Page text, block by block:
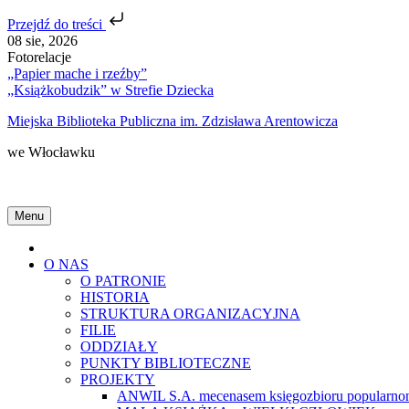
Przejdź do treści
Skip
to
content
08 sie, 2026
Fotorelacje
„Papier mache i rzeźby”
„Książkobudzik” w Strefie Dziecka
Miejska Biblioteka Publiczna im. Zdzisława Arentowicza
we Włocławku
Menu
O NAS
O PATRONIE
HISTORIA
STRUKTURA ORGANIZACYJNA
FILIE
ODDZIAŁY
PUNKTY BIBLIOTECZNE
PROJEKTY
ANWIL S.A. mecenasem księgozbioru